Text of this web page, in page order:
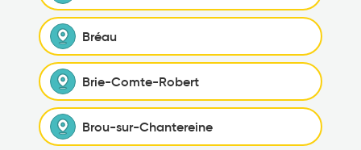
Bréau
Brie-Comte-Robert
Brou-sur-Chantereine